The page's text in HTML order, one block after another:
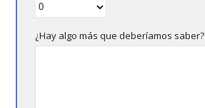
¿Hay algo más que deberíamos saber?